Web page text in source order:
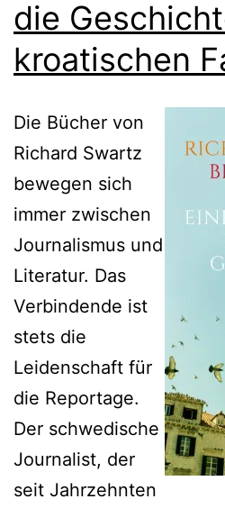
die
kroatischen
Die Bücher von
Richard Swartz
bewegen sich
immer zwischen
Journalismus und
Literatur. Das
Verbindende ist
stets die
Leidenschaft für
die Reportage.
Der schwedische
Journalist, der
seit Jahrzehnten